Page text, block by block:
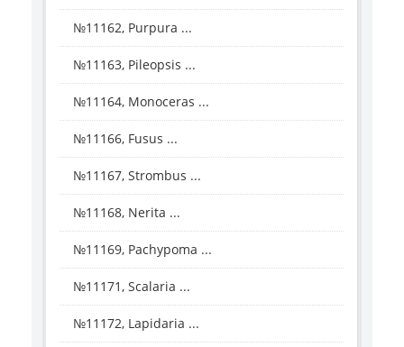
№11162, Purpura ...
№11163, Pileopsis ...
№11164, Monoceras ...
№11166, Fusus ...
№11167, Strombus ...
№11168, Nerita ...
№11169, Pachypoma ...
№11171, Scalaria ...
№11172, Lapidaria ...